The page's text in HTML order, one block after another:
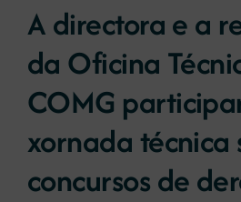
A directora e a
da Oficina
COMG
xornada técnica
concursos de